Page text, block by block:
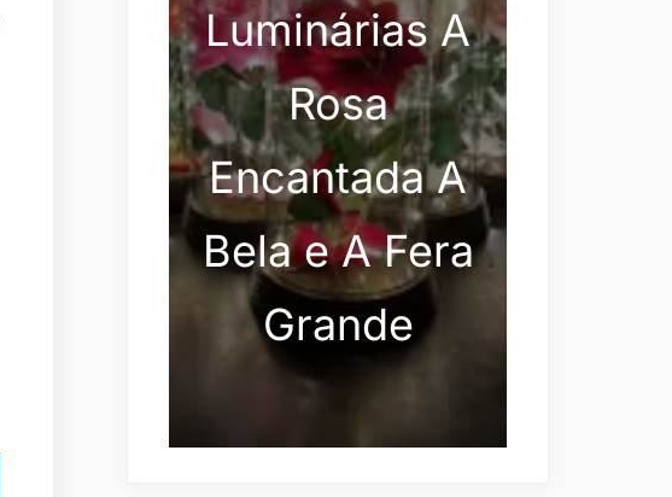
Luminárias A
Rosa
Encantada A
Bela e A Fera
Grande